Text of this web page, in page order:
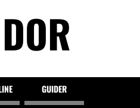
GUIDER